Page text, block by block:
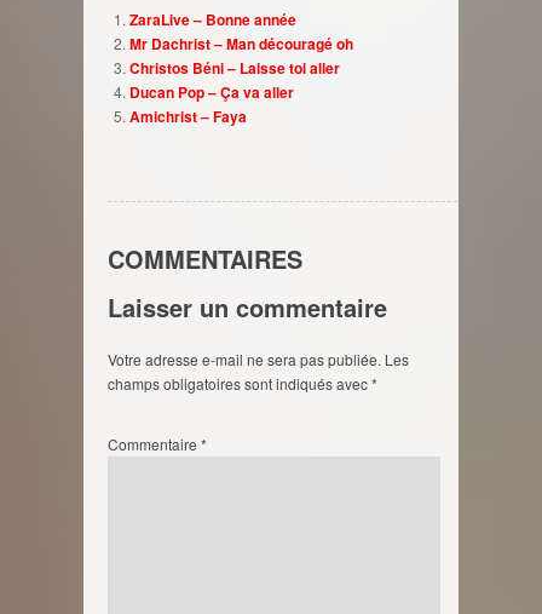
ZaraLive – Bonne année
Mr Dachrist – Man découragé oh
Christos Béni – Laisse toi aller
Ducan Pop – Ça va aller
Amichrist – Faya
COMMENTAIRES
Laisser un commentaire
Votre adresse e-mail ne sera pas publiée. Les
champs obligatoires sont indiqués avec*
Commentaire *